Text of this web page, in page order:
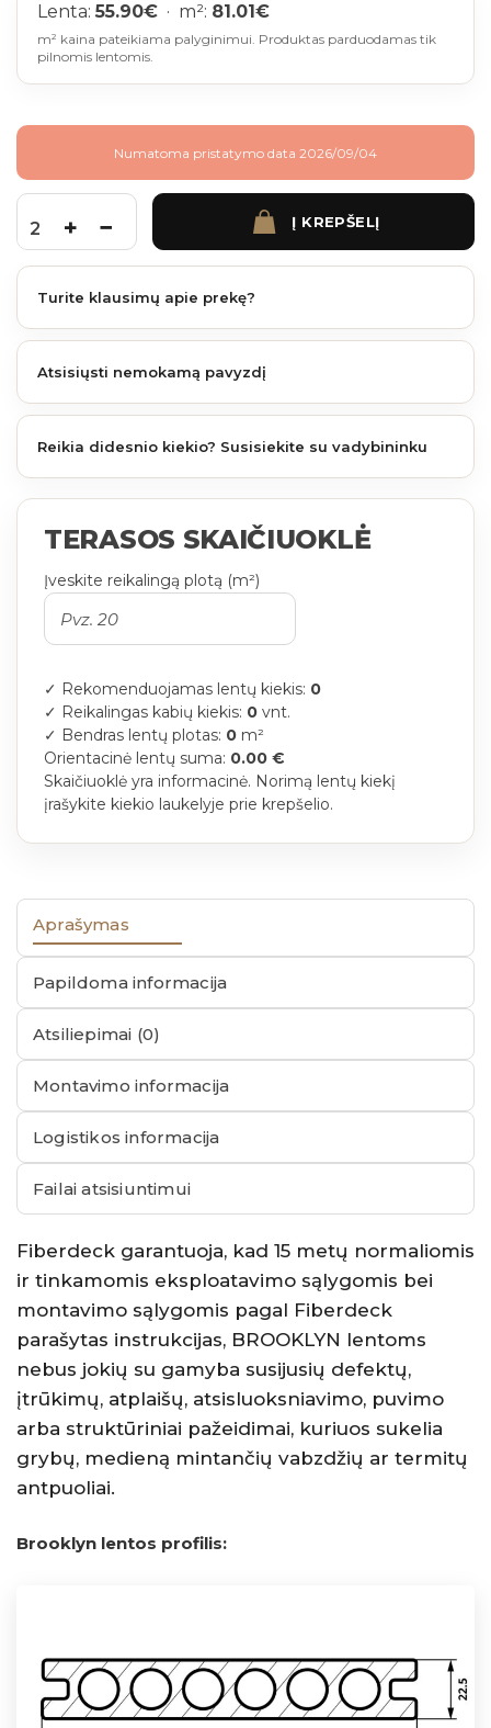
Lenta: 55.90€ · m²: 81.01 €
m² kaina pateikiama palyginimui. Produktas parduodamas tik
pilnomis lentomis.
Numatoma pristatymo data 2026/09/04
produkto kiekis: Fiberdeck Brooklyn 138 mm plotis 5 m. (išlengvintos) Ipe
Į KREPŠELĮ
Turite klausimų apie prekę?
Atsisiųsti nemokamą pavyzdį
Reikia didesnio kiekio? Susisiekite su vadybininku
TERASOS SKAIČIUOKLĖ
Įveskite reikalingą plotą (m²)
✓ Rekomenduojamas lentų kiekis: 0
✓ Reikalingas kabių kiekis: 0 vnt.
✓ Bendras lentų plotas: 0 m²
Orientacinė lentų suma: 0.00 €
Skaičiuoklė yra informacinė. Norimą lentų kiekį
įrašykite kiekio laukelyje prie krepšelio.
Aprašymas
Papildoma informacija
Atsiliepimai (0)
Montavimo informacija
Logistikos informacija
Failai atsisiuntimui
Fiberdeck garantuoja, kad 15 metų normaliomis
ir tinkamomis eksploatavimo sąlygomis bei
montavimo sąlygomis pagal Fiberdeck
parašytas instrukcijas, BROOKLYN lentoms
nebus jokių su gamyba susijusių defektų,
įtrūkimų, atplaišų, atsisluoksniavimo, puvimo
arba struktūriniai pažeidimai, kuriuos sukelia
grybų, medieną mintančių vabzdžių ar termitų
antpuoliai.
Brooklyn lentos profilis: